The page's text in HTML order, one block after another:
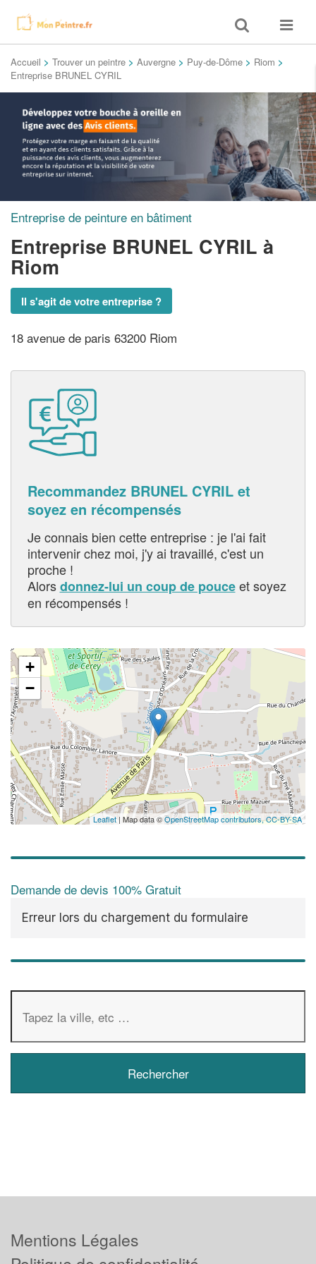
Toggle
search
Toggle
Accueil > Trouver un peintre > Auvergne > Puy-de-Dôme > Riom >
Entreprise BRUNEL CYRIL
Entreprise de peinture en bâtiment
Entreprise BRUNEL CYRIL à
Riom
Il s'agit de votre entreprise ?
18 avenue de paris 63200 Riom
Recommandez BRUNEL CYRIL et
soyez en récompensés
Je connais bien cette entreprise : je l'ai fait
intervenir chez moi, j'y ai travaillé, c'est un
proche !
Alorsdonnez-lui un coup de pouceet soyez
en récompensés !
+
−
Leaflet | Map data ©OpenStreetMap contributors,CC-BY-SA
Demande de devis 100% Gratuit
Erreur lors du chargement du formulaire
Mentions Légales